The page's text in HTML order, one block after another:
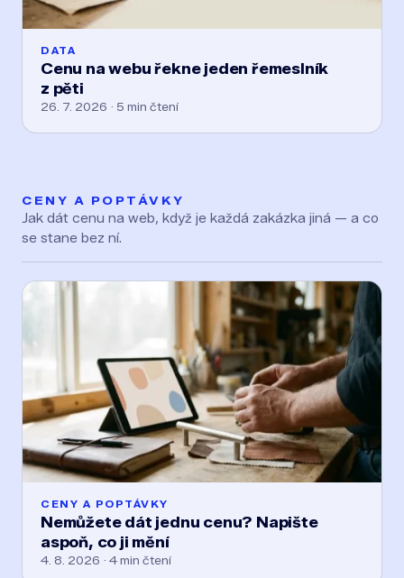
DATA
Cenu na webu řekne jeden řemeslník
z pěti
26. 7. 2026 · 5 min čtení
CENY A POPTÁVKY
Jak dát cenu na web, když je každá zakázka jiná — a co
se stane bez ní.
CENY A POPTÁVKY
Nemůžete dát jednu cenu? Napište
aspoň, co ji mění
4. 8. 2026 · 4 min čtení